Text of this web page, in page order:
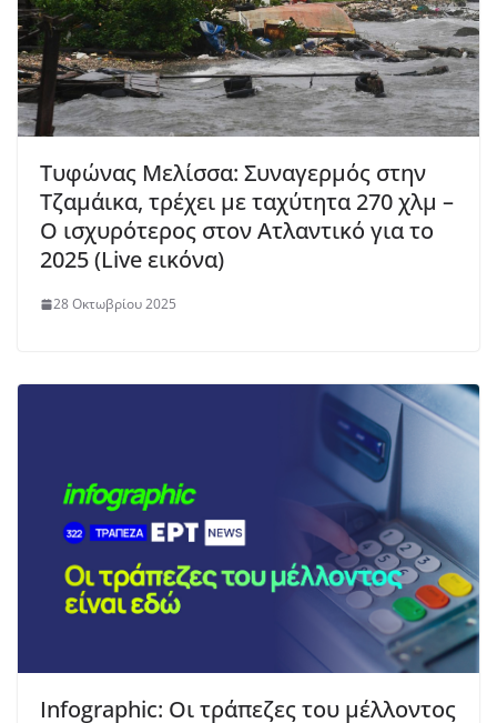
Τυφώνας Μελίσσα: Συναγερμός στην
Τζαμάικα, τρέχει με ταχύτητα 270 χλμ –
Ο ισχυρότερος στον Ατλαντικό για το
2025 (Live εικόνα)
28 Οκτωβρίου 2025
Infographic: Οι τράπεζες του μέλλοντος